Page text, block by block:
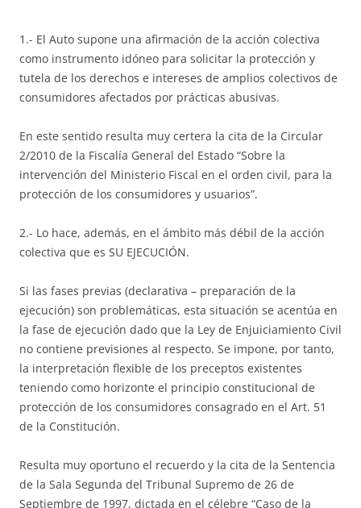
1.- El Auto supone una afirmación de la acción colectiva
como instrumento idóneo para solicitar la protección y
tutela de los derechos e intereses de amplios colectivos de
consumidores afectados por prácticas abusivas.
En este sentido resulta muy certera la cita de la Circular
2/2010 de la Fiscalía General del Estado “Sobre la
intervención del Ministerio Fiscal en el orden civil, para la
protección de los consumidores y usuarios”.
2.- Lo hace, además, en el ámbito más débil de la acción
colectiva que es SU EJECUCIÓN.
Si las fases previas (declarativa – preparación de la
ejecución) son problemáticas, esta situación se acentúa en
la fase de ejecución dado que la Ley de Enjuiciamiento Civil
no contiene previsiones al respecto. Se impone, por tanto,
la interpretación flexible de los preceptos existentes
teniendo como horizonte el principio constitucional de
protección de los consumidores consagrado en el Art. 51
de la Constitución.
Resulta muy oportuno el recuerdo y la cita de la Sentencia
de la Sala Segunda del Tribunal Supremo de 26 de
Septiembre de 1997, dictada en el célebre “Caso de la